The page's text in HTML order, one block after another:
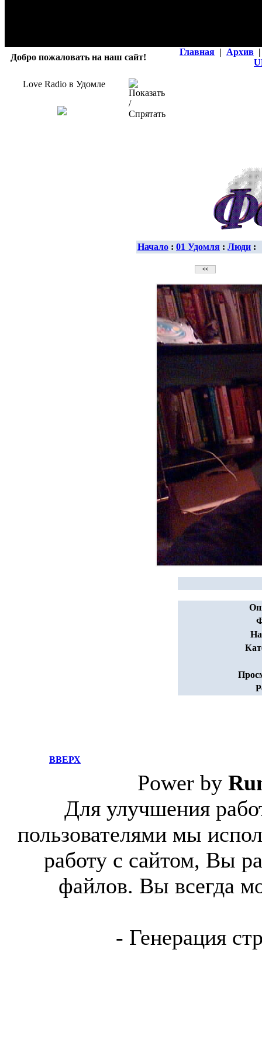
Добро пожаловать на наш сайт!
Главная | Архив |
Love Radio в Удомле
Начало : 01 Удомля : Люди :
ВВЕРХ
Power by
Для улучшения
пользователями мы
работу с сайтом, Вы
файлов. Вы всегда
- Генерация